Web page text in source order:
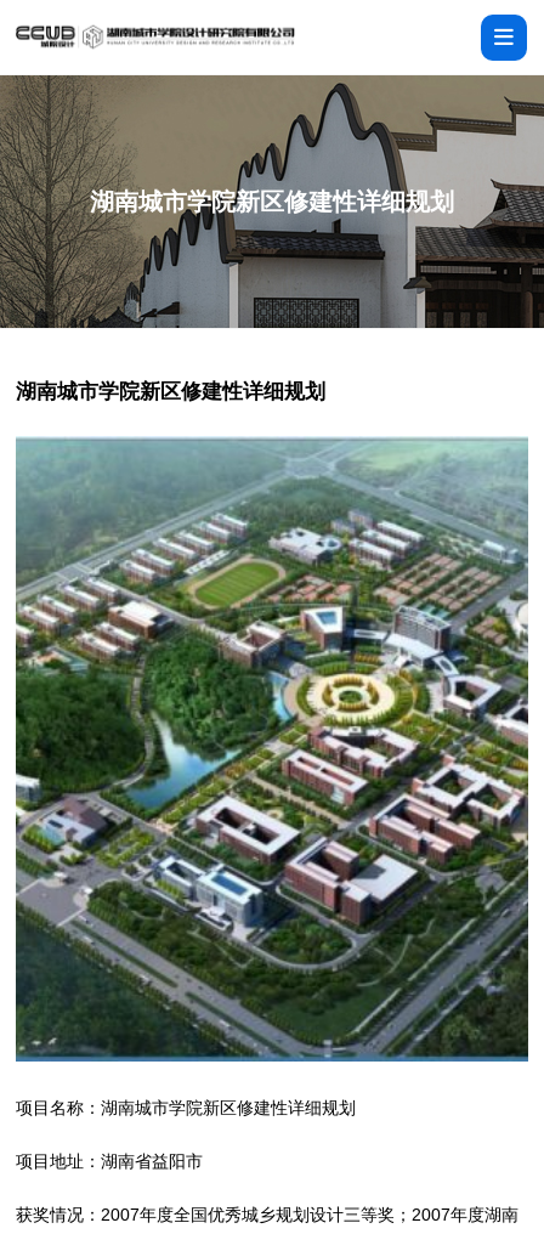
湖南城市学院新区修建性详细规划
湖南城市学院新区修建性详细规划
项目名称：湖南城市学院新区修建性详细规划
项目地址：湖南省益阳市
获奖情况：2007年度全国优秀城乡规划设计三等奖；2007年度湖南